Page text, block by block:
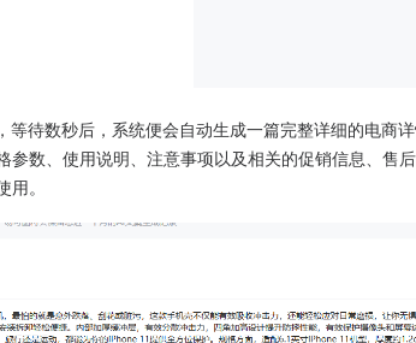
等待数秒后，系统便会自动生成一篇完整详细的电商
参数、使用说明、注意事项以及相关的促销信息、售
用。